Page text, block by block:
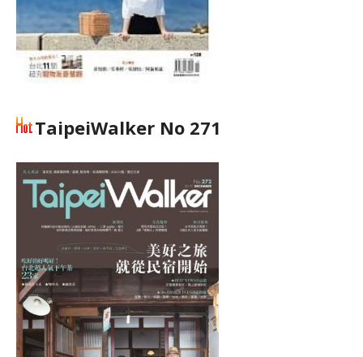
TaipeiWalker No 271